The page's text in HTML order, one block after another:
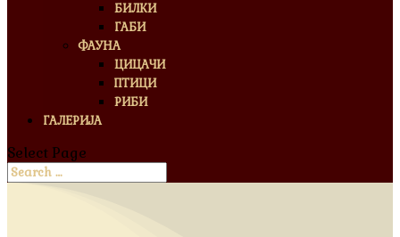
БИЛКИ
ГАБИ
ФАУНА
ЦИЦАЧИ
ПТИЦИ
РИБИ
ГАЛЕРИЈА
Select Page